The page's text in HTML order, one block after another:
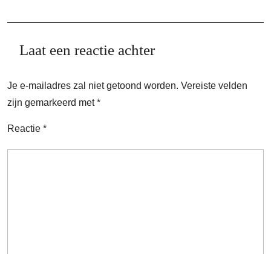
Laat een reactie achter
Je e-mailadres zal niet getoond worden. Vereiste velden
zijn gemarkeerd met*
Reactie *